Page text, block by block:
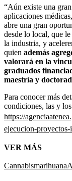
“Aún existe una
aplicaciones
abre una gran
desde lo local, que
la industria, y
quien además
valorará en la
graduados
maestría y
Para conocer más
condiciones, las y
https://
ejecucion-
VER MÁS
Cannabismarihuana